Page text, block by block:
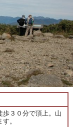
歩３０分で頂上。山
。